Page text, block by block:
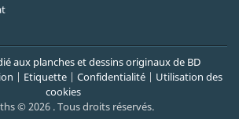
aux planches et dessins originaux de BD
| Etiquette| Confidentialité| Utilisation des
cookies
© 2026 . Tous droits réservés.